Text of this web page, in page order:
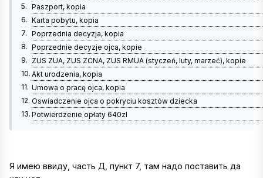
5. Paszport, kopia
6. Karta pobytu, kopia
7. Poprzednia decyzja, kopia
8. Poprzednie decyzje ojca, kopie
9. ZUS ZUA, ZUS ZCNA, ZUS RMUA (styczeń, luty, marzeć), kopie
10. Akt urodzenia, kopia
11. Umowa o pracę ojca, kopia
12. Oswiadczenie ojca o pokryciu kosztów dziecka
13. Potwierdzenie opłaty 640zl
Я имею ввиду, часть Д, пункт 7, там надо поставить да